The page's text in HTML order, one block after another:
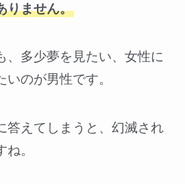
りません。
、多少夢を見たい、女性に
のが男性です。
答えてしまうと、幻滅され
。